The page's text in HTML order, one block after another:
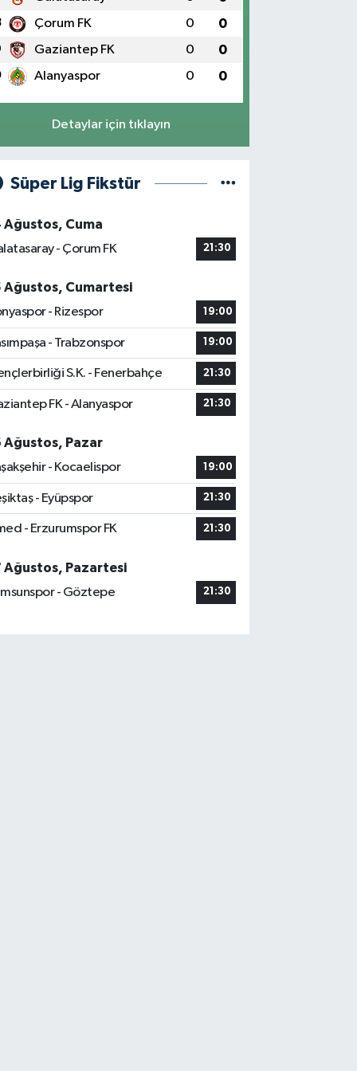
Çorum FK 0 0
Gaziantep FK 0 0
Alanyaspor 0 0
Detaylar için tıklayın
Süper Lig Fikstür
Ağustos, Cuma
- Çorum FK
21:30
Ağustos, Cumartesi
- Rizespor
19:00
- Trabzonspor 19:00
S.K. - Fenerbahçe 21:30
FK - Alanyaspor 21:30
Ağustos, Pazar
- Kocaelispor
19:00
- Eyüpspor 21:30
- Erzurumspor FK 21:30
Ağustos, Pazartesi
- Göztepe
21:30